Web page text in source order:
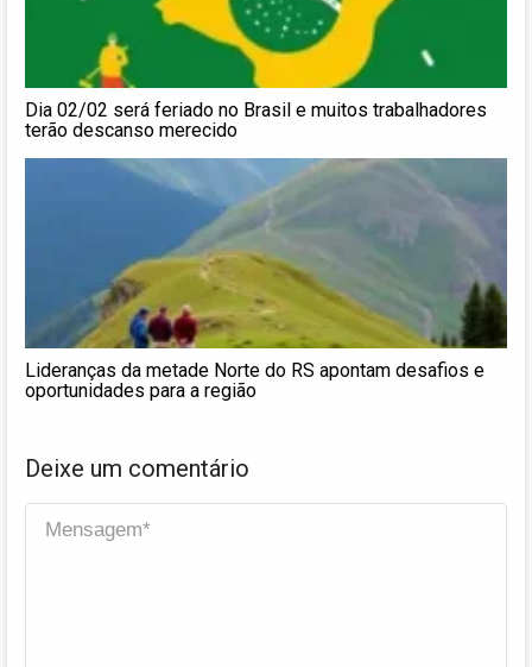
Dia 02/02 será feriado no Brasil e muitos trabalhadores
terão descanso merecido
Lideranças da metade Norte do RS apontam desafios e
oportunidades para a região
Deixe um comentário